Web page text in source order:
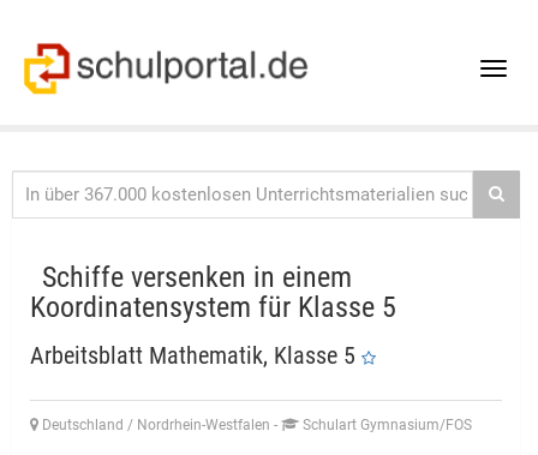
Toggle
Schiffe versenken in einem
Koordinatensystem für Klasse 5
Arbeitsblatt Mathematik, Klasse 5
Deutschland / Nordrhein-Westfalen - Schulart Gymnasium/FOS